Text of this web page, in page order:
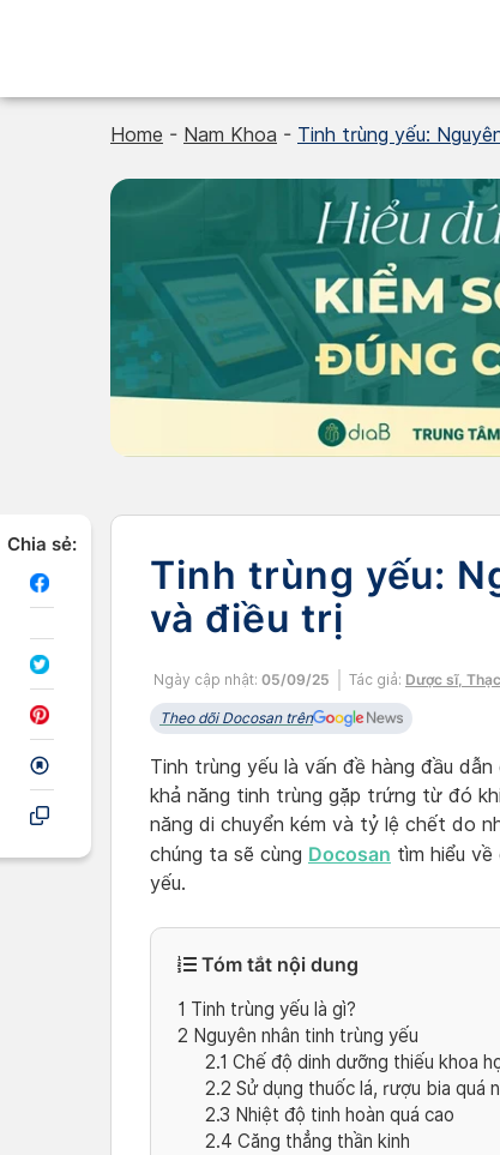
Home - Nam Khoa - Tinh trùng yếu:
Chia sẻ:
Tinh trùng yếu:
và điều trị
Ngày cập nhật: 05/09/25 Tác giả: Dược sĩ,
Theo dõi Docosan trên
Tinh trùng yếu là vấn đề hàng đầu
khả năng tinh trùng gặp trứng từ đó
năng di chuyển kém và tỷ lệ chết do
chúng ta sẽ cùng Docosan tìm hiểu
yếu.
Tóm tắt nội dung
1 Tinh trùng yếu là gì?
2 Nguyên nhân tinh trùng yếu
2.1 Chế độ dinh dưỡng thiếu khoa
2.2 Sử dụng thuốc lá, rượu bia quá
2.3 Nhiệt độ tinh hoàn quá cao
2.4 Căng thẳng thần kinh